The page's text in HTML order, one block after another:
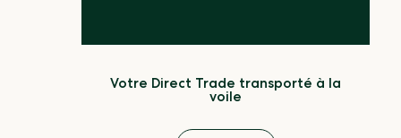
Votre Direct Trade transporté à la
voile